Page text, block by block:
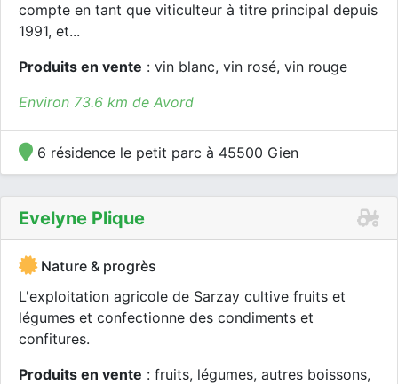
compte en tant que viticulteur à titre principal depuis
1991, et...
Produits en vente : vin blanc, vin rosé, vin rouge
Environ 73.6 km de Avord
6 résidence le petit parc à 45500 Gien
Evelyne Plique
Nature & progrès
L'exploitation agricole de Sarzay cultive fruits et
légumes et confectionne des condiments et
confitures.
Produits en vente : fruits, légumes, autres boissons,